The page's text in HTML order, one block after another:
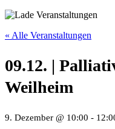
« Alle Veranstaltungen
09.12. |
Weilheim
9. Dezember @ 10:00 -